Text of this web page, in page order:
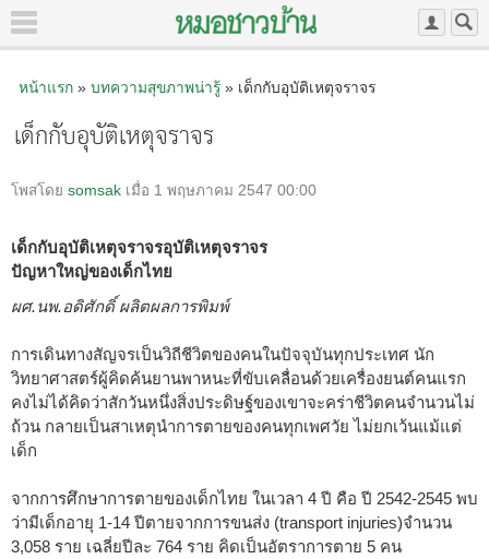
หน้าแรก» บทความสุขภาพน่ารู้» เด็กกับอุบัติเหตุจราจร
เด็กกับอุบัติเหตุจราจร
โพสโดย somsak เมื่อ 1 พฤษภาคม 2547 00:00
เด็กกับอุบัติเหตุจราจรอุบัติเหตุจราจร
ปัญหาใหญ่ของเด็กไทย
ผศ.นพ.อดิศักดิ์ ผลิตผลการพิมพ์
การเดินทางสัญจรเป็นวิถีชีวิตของคนในปัจจุบันทุกประเทศ นัก
วิทยาศาสตร์ผู้คิดค้นยานพาหนะที่ขับเคลื่อนด้วยเครื่องยนต์คนแรก
คงไม่ได้คิดว่าสักวันหนึ่งสิ่งประดิษฐ์ของเขาจะคร่าชีวิตคนจำนวนไม่
ถ้วน กลายเป็นสาเหตุนำการตายของคนทุกเพศวัย ไม่ยกเว้นแม้แต่
เด็ก
จากการศึกษาการตายของเด็กไทย ในเวลา 4 ปี คือ ปี 2542-2545 พบ
ว่ามีเด็กอายุ 1-14 ปีตายจากการขนส่ง (transport injuries)จำนวน
3,058 ราย เฉลี่ยปีละ 764 ราย คิดเป็นอัตราการตาย 5 คน